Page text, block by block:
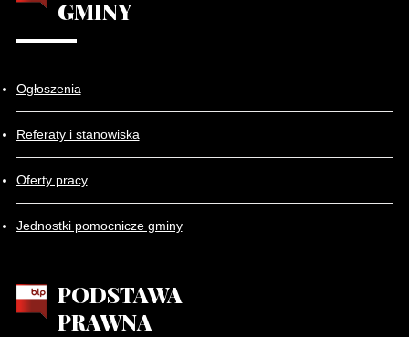
GMINY
Ogłoszenia
Referaty i stanowiska
Oferty pracy
Jednostki pomocnicze gminy
PODSTAWA
PRAWNA